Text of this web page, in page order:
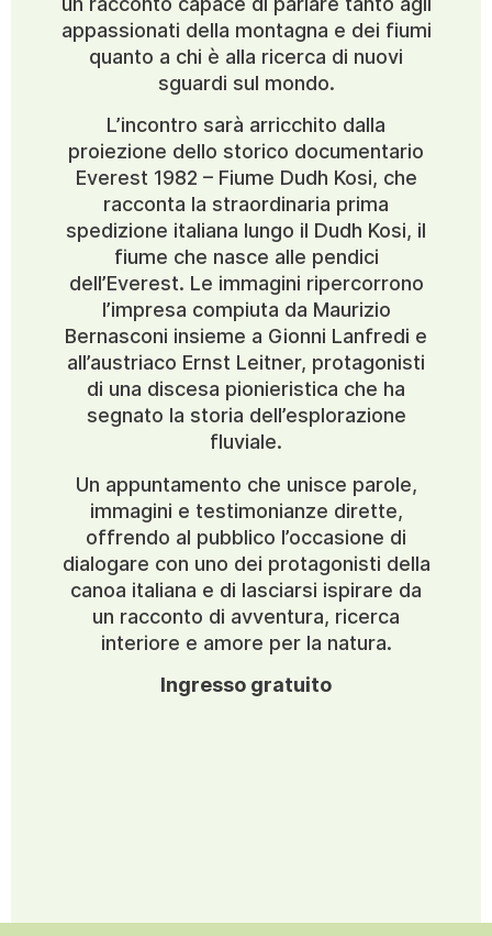
appassionati della montagna e dei fiumi
quanto a chi è alla ricerca di nuovi
sguardi sul mondo.
L’incontro sarà arricchito dalla
proiezione dello storico documentario
Everest 1982 – Fiume Dudh Kosi, che
racconta la straordinaria prima
spedizione italiana lungo il Dudh Kosi, il
fiume che nasce alle pendici
dell’Everest. Le immagini ripercorrono
l’impresa compiuta da Maurizio
Bernasconi insieme a Gionni Lanfredi e
all’austriaco Ernst Leitner, protagonisti
di una discesa pionieristica che ha
segnato la storia dell’esplorazione
fluviale.
Un appuntamento che unisce parole,
immagini e testimonianze dirette,
offrendo al pubblico l’occasione di
dialogare con uno dei protagonisti della
canoa italiana e di lasciarsi ispirare da
un racconto di avventura, ricerca
interiore e amore per la natura.
Ingresso gratuito